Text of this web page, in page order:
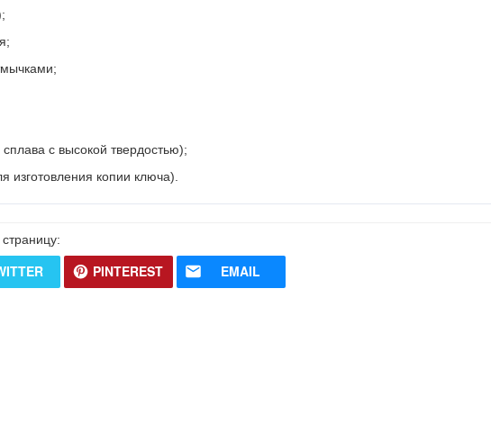
с высокой твердостью);
изготовления копии ключа).
PINTEREST EMAIL